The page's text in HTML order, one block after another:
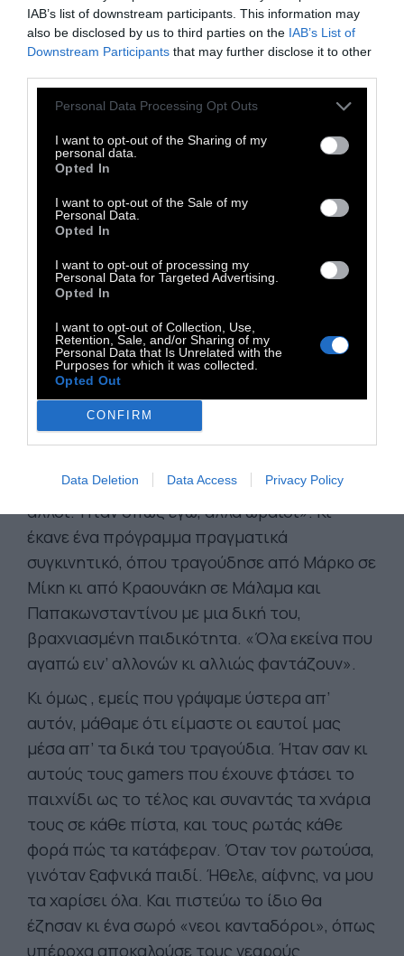
IAB’s list of downstream participants. This information may
also be disclosed by us to third parties on the IAB’s List of
Downstream Participants that may further disclose it to other
Personal Data Processing Opt Outs
I want to opt-out of the Sharing of my
personal data.
Opted In
I want to opt-out of the Sale of my
Personal Data.
Opted In
I want to opt-out of processing my
Personal Data for Targeted Advertising.
Opted In
I want to opt-out of Collection, Use,
Retention, Sale, and/or Sharing of my
Personal Data that Is Unrelated with the
Purposes for which it was collected.
Opted Out
CONFIRM
Data Deletion Data Access Privacy Policy
Κι όμως και μέσα στο ύστερο έργο του, αυτό
που έπεται του περίεργου αυτού
«αποχαιρετισμού» στον νεανικό εαυτό του,
υπάρχουν στιγμές που δεν γίνεται να
πρόζα στον «Μονομάχο», το «Φως στις 10 το
πρωί» , ο «Χρονοποιός». Καθαρόαιμα,
ουρανοπρεπή αριστουργήματα. Και φυσικά,
καθόλου αταίριαστα με τη θυσία του.
Από μιαν άλλη «ευλογία που αγνοώ» τον
έζησα πολύ κι από κοντά. Δουλέψαμε μαζί
εγώ το ’96 στη «Σφεντόνα» και στην
καλοκαιρινή του περιοδεία, καλεσμένος μου
κι αυτός 3 σεζόν στην «Ταράτσα». Την 2η
μάλιστα σεζόν του έδωσα τον χώρο για 6
Δευτέρες για να κάνει ό,τι πιο δικό του ήθελε.
τραγούδια άλλων. Πάντα ήθελα να ήμουνα οι
άλλοι. Ήταν όπως εγώ, αλλά ωραίοι». Κι
έκανε ένα πρόγραμμα πραγματικά
συγκινητικό, όπου τραγούδησε από Μάρκο σε
Μίκη κι από Κραουνάκη σε Μάλαμα και
Παπακωνσταντίνου με μια δική του,
βραχνιασμένη παιδικότητα. «Όλα εκείνα που
αγαπώ ειν’ αλλονών κι αλλιώς φαντάζουν».
Κι όμως , εμείς που γράψαμε ύστερα απ’
αυτόν, μάθαμε ότι είμαστε οι εαυτοί μας
μέσα απ’ τα δικά του τραγούδια. Ήταν σαν κι
αυτούς τους gamers που έχουνε φτάσει το
παιχνίδι ως το τέλος και συναντάς τα χνάρια
τους σε κάθε πίστα, και τους ρωτάς κάθε
φορά πώς τα κατάφεραν. Όταν τον ρωτούσα,
γινόταν ξαφνικά παιδί. Ήθελε, αίφνης, να μου
τα χαρίσει όλα. Και πιστεύω το ίδιο θα
έζησαν κι ένα σωρό «νεοι κανταδόροι», όπως
υπέροχα αποκαλούσε τους νεαρούς